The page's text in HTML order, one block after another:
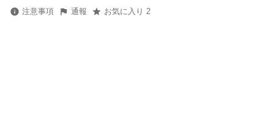
注意事項 通報 お気に入り 2